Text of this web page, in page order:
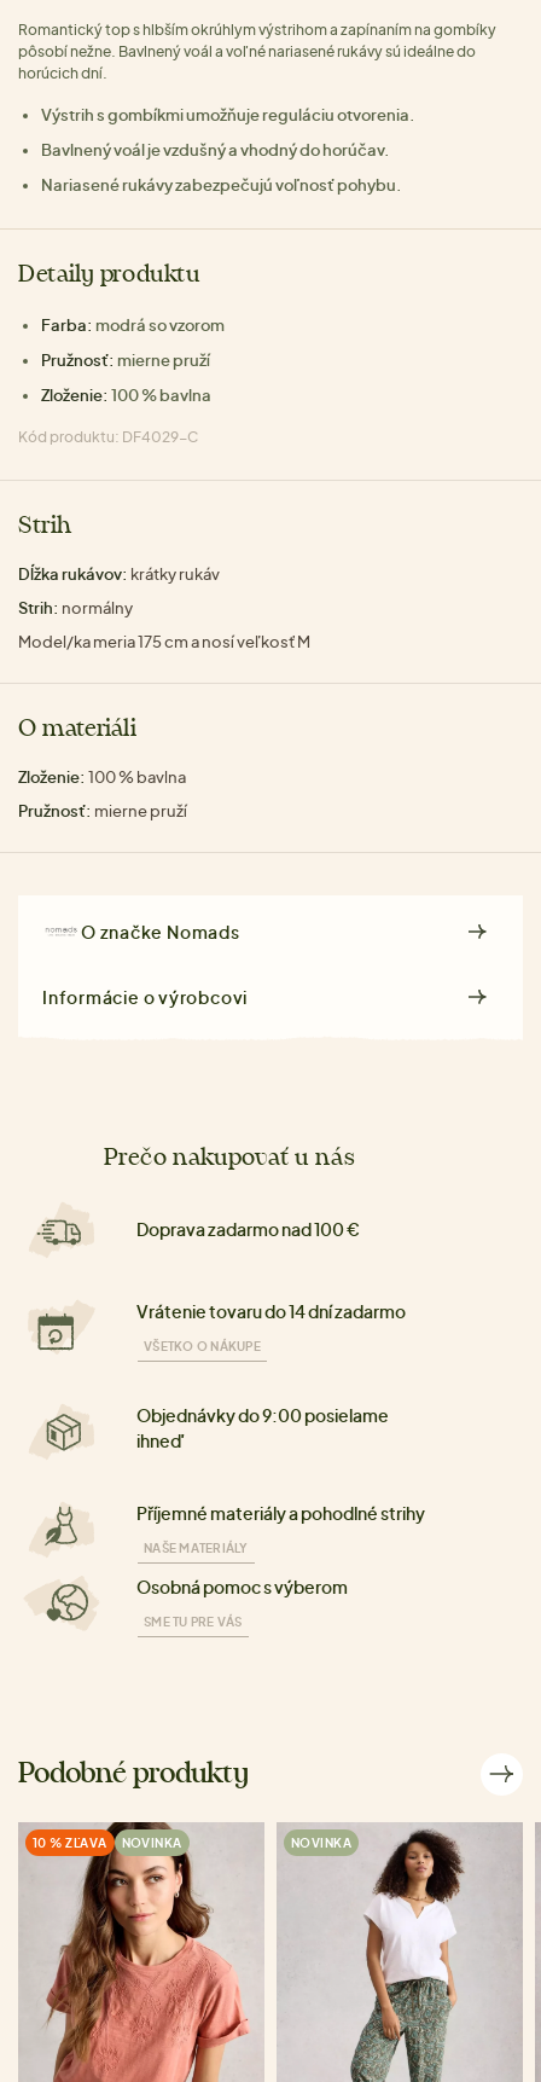
Romantický top s hlbším okrúhlym výstrihom a zapínaním na gombíky
pôsobí nežne. Bavlnený voál a voľné nariasené rukávy sú ideálne do
horúcich dní.
Výstrih s gombíkmi umožňuje reguláciu otvorenia.
Bavlnený voál je vzdušný a vhodný do horúčav.
Nariasené rukávy zabezpečujú voľnosť pohybu.
Detaily produktu
Farba: modrá so vzorom
Pružnosť: mierne pruží
Zloženie: 100 % bavlna
Kód produktu: DF4029-C
Strih
Dĺžka rukávov: krátky rukáv
Strih: normálny
Model/ka meria 175 cm a nosí veľkosť M
O materiáli
Zloženie: 100 % bavlna
Pružnosť: mierne pruží
O značke Nomads
Informácie o výrobcovi
Prečo nakupovať u nás
Doprava zadarmo nad 100 €
Vrátenie tovaru do 14 dní zadarmo
VŠETKO O NÁKUPE
Objednávky do 9:00 posielame
ihneď
Příjemné materiály a pohodlné strihy
NAŠE MATERIÁLY
Osobná pomoc s výberom
SME TU PRE VÁS
Podobné produkty
10 % ZĽAVA NOVINKA NOVINKA